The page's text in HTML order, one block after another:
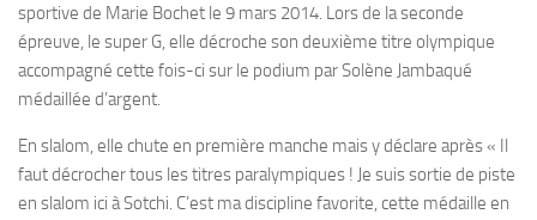
sportive de Marie Bochet le 9 mars 2014. Lors de la seconde
épreuve, le super G, elle décroche son deuxième titre olympique
accompagné cette fois-ci sur le podium par Solène Jambaqué
médaillée d’argent.
En slalom, elle chute en première manche mais y déclare après « Il
faut décrocher tous les titres paralympiques ! Je suis sortie de piste
en slalom ici à Sotchi. C’est ma discipline favorite, cette médaille en